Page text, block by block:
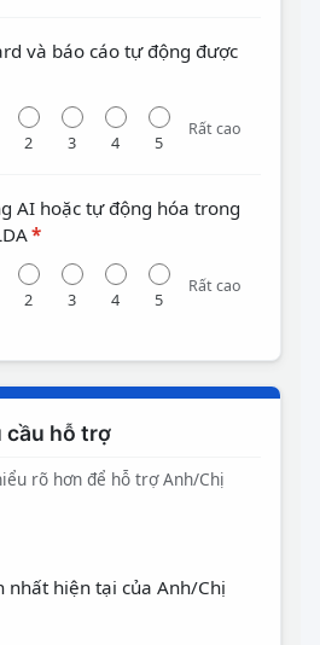
và báo cáo tự động được
2 3 4 5
Rất cao
AI hoặc tự động hóa trong
*
2 3 4 5
Rất cao
cầu hỗ trợ
rõ hơn để hỗ trợ Anh/Chị
nhất hiện tại của Anh/Chị